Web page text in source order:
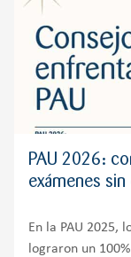
PAU 2026:
exámenes sin
En la PAU 2025,
lograron un